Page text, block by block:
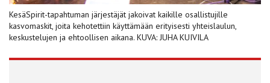
KesäSpirit-tapahtuman järjestäjät jakoivat kaikille osallistujille
kasvomaskit, joita kehotettiin käyttämään erityisesti yhteislaulun,
keskustelujen ja ehtoollisen aikana. KUVA: JUHA KUIVILA